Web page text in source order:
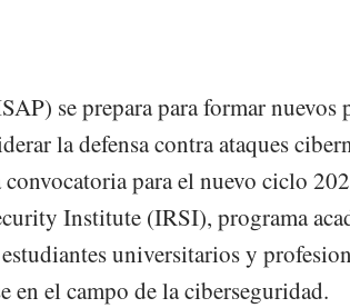
se prepara para formar nuevos
la defensa contra ataques
para el nuevo ciclo
Institute (IRSI), programa
universitarios y
en el campo de la ciberseguridad.